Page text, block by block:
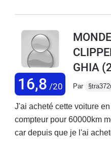
siege en hauteur
cardan droit à 163000
previent son
maintenant 230000 et
temps,pieces d'usures
plaquettes, pneus tous les
moteur(decrié dans toutes
present dans
vitesse constante.Ca va
16,8 /20
GHIA
Par
J'ai acheté cette voiture
compteur pour 60000km
car depuis que je l'ai